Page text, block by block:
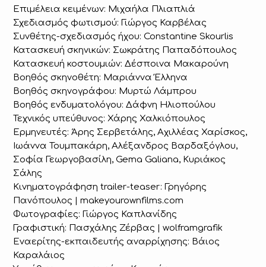
Επιμέλεια κειμένων: Μιχαήλα Πλιαπλιά
Σχεδιασμός φωτισμού: Γιώργος Καρβέλας
Συνθέτης-σχεδιασμός ήχου: Constantine Skourlis
Κατασκευή σκηνικών: Σωκράτης Παπαδόπουλος
Κατασκευή κοστουμιών: Δέσποινα Μακαρούνη
Βοηθός σκηνοθέτη: Μαριάννα Έλληνα
Βοηθός σκηνογράφου: Μυρτώ Λάμπρου
Βοηθός ενδυματολόγου: Δάφνη Ηλιοπούλου
Τεχνικός υπεύθυνος: Χάρης Χαλκιόπουλος
Ερμηνευτές: Άρης Σερβετάλης, Αχιλλέας Χαρίσκος,
Ιωάννα Τουμπακάρη, Αλέξανδρος Βαρδαξόγλου,
Σοφία Γεωργοβασίλη, Gema Galiana, Κυριάκος
Σάλης
Κινηματογράφηση trailer-teaser: Γρηγόρης
Πανόπουλος | makeyourownfilms.com
Φωτογραφίες: Γιώργος Καπλανίδης
Γραφιστική: Πασχάλης Ζέρβας | wolframgrafik
Εναερίτης-εκπαιδευτής αναρρίχησης: Βάιος
Καραλάιος